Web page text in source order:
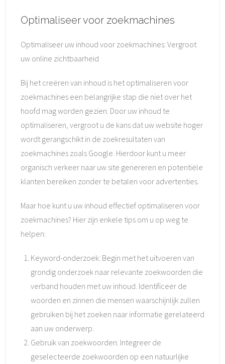
Optimaliseer voor zoekmachines
Optimaliseer uw inhoud voor zoekmachines: Vergroot
uw online zichtbaarheid
Bij het creëren van inhoud is het optimaliseren voor
zoekmachines een belangrijke stap die niet over het
hoofd mag worden gezien. Door uw inhoud te
optimaliseren, vergroot u de kans dat uw website hoger
wordt gerangschikt in de zoekresultaten van
zoekmachines zoals Google. Hierdoor kunt u meer
organisch verkeer naar uw site genereren en potentiële
klanten bereiken zonder te betalen voor advertenties.
Maar hoe kunt u uw inhoud effectief optimaliseren voor
zoekmachines? Hier zijn enkele tips om u op weg te
helpen:
Keyword-onderzoek: Begin met het uitvoeren van
grondig onderzoek naar relevante zoekwoorden die
verband houden met uw inhoud. Identificeer de
woorden en zinnen die mensen waarschijnlijk zullen
gebruiken bij het zoeken naar informatie gerelateerd
aan uw onderwerp.
Gebruik van zoekwoorden: Integreer de
geselecteerde zoekwoorden op een natuurlijke